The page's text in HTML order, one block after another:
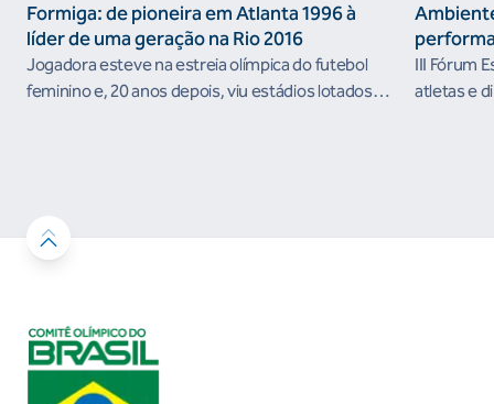
Formiga: de pioneira em Atlanta 1996 à
líder de uma geração na Rio 2016
Jogadora esteve na estreia olímpica do futebol
feminino e, 20 anos depois, viu estádios lotados
III Fórum
atletas e